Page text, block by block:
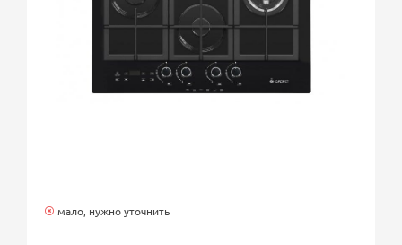
мало, нужно уточнить